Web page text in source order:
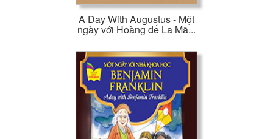
A Day With Augustus - Một
ngày với Hoàng đế La Mã...